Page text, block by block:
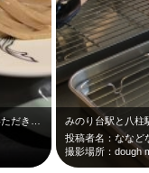
みのり台駅と八柱
投稿者名：ななど
撮影場所：dough